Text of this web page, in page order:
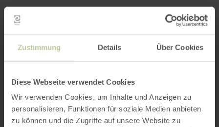
Zustimmung Details Über Cookies
Diese Webseite verwendet Cookies
Wir verwenden Cookies, um Inhalte und Anzeigen zu
personalisieren, Funktionen für soziale Medien anbieten
zu können und die Zugriffe auf unsere Website zu